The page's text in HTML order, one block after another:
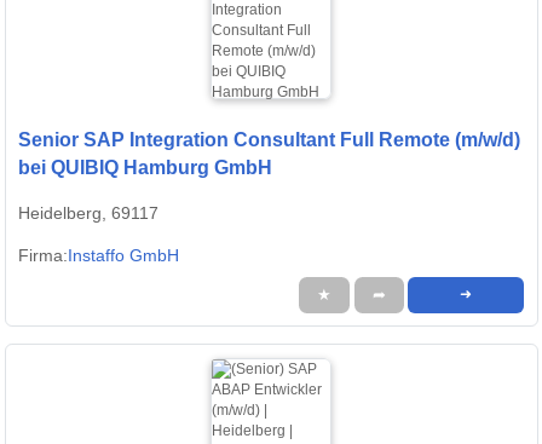
Senior SAP Integration Consultant Full Remote (m/w/d)
bei QUIBIQ Hamburg GmbH
Heidelberg, 69117
Firma:Instaffo GmbH
★ ➦ ➜